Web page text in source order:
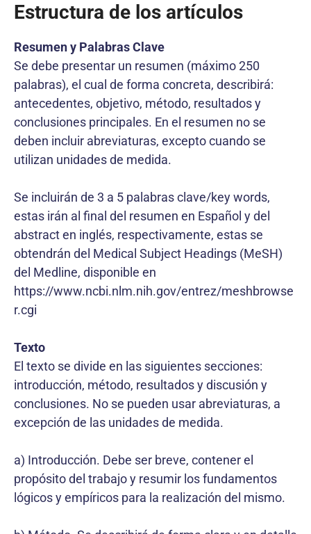
Estructura de los artículos
Resumen y Palabras Clave
Se debe presentar un resumen (máximo 250
palabras), el cual de forma concreta, describirá:
antecedentes, objetivo, método, resultados y
conclusiones principales. En el resumen no se
deben incluir abreviaturas, excepto cuando se
utilizan unidades de medida.
Se incluirán de 3 a 5 palabras clave/key words,
estas irán al final del resumen en Español y del
abstract en inglés, respectivamente, estas se
obtendrán del Medical Subject Headings (MeSH)
del Medline, disponible en
https://www.ncbi.nlm.nih.gov/entrez/meshbrowse
r.cgi
Texto
El texto se divide en las siguientes secciones:
introducción, método, resultados y discusión y
conclusiones. No se pueden usar abreviaturas, a
excepción de las unidades de medida.
a) Introducción. Debe ser breve, contener el
propósito del trabajo y resumir los fundamentos
lógicos y empíricos para la realización del mismo.